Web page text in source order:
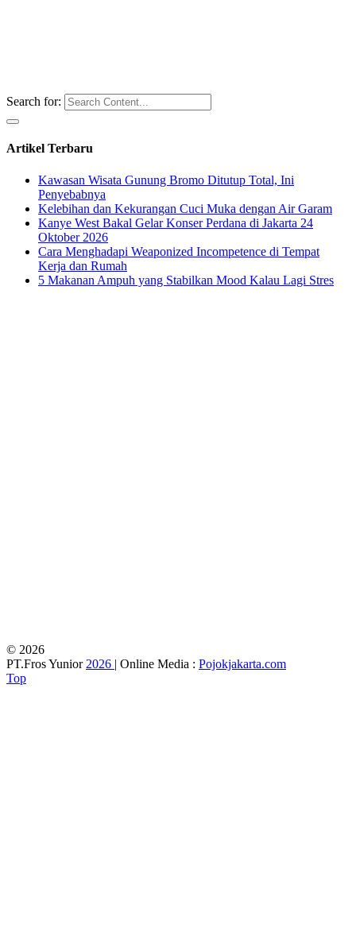
Search for:
Artikel Terbaru
Kawasan Wisata Gunung Bromo Ditutup Total, Ini
Penyebabnya
Kelebihan dan Kekurangan Cuci Muka dengan Air Garam
Kanye West Bakal Gelar Konser Perdana di Jakarta 24
Oktober 2026
Cara Menghadapi Weaponized Incompetence di Tempat
Kerja dan Rumah
5 Makanan Ampuh yang Stabilkan Mood Kalau Lagi Stres
© 2026
PT.Fros Yunior 2026 | Online Media : Pojokjakarta.com
Top